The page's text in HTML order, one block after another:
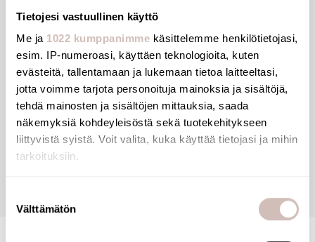
Tietojesi vastuullinen käyttö
Me ja 1022 kumppanimme käsittelemme henkilötietojasi,
esim. IP-numeroasi, käyttäen teknologioita, kuten
evästeitä, tallentamaan ja lukemaan tietoa laitteeltasi,
jotta voimme tarjota personoituja mainoksia ja sisältöjä,
tehdä mainosten ja sisältöjen mittauksia, saada
näkemyksiä kohdeyleisöstä sekä tuotekehitykseen
liittyvistä syistä. Voit valita, kuka käyttää tietojasi ja mihin
tarkoituksiin.
Kerätä tietoja maantieteellisestä sijainnistasi,
valinta
Välttämätön
Tiedostot
Arvostelut